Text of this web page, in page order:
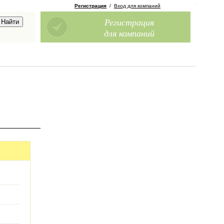
Регистрация / Вход для компаний
Регистрация
для компаний